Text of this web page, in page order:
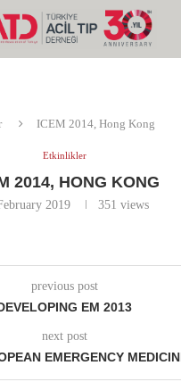
ICEM 2014, Hong Kong
Etkinlikler
2014, HONG KONG
2019 351 views
previous post
EM 2013
next post
EMERGENCY